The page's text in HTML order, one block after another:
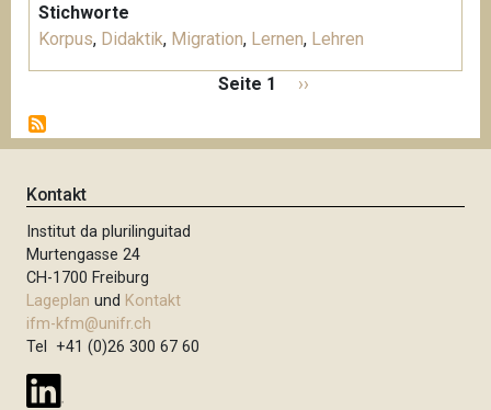
Stichworte
Korpus, Didaktik, Migration, Lernen, Lehren
i
t
n
n
u
m
m
e
r
i
e
Seite 1
N
c
››
Kontakt
Institut da plurilinguitad
Murtengasse 24
CH-1700 Freiburg
Lageplan und Kontakt
ifm-kfm@unifr.ch
Tel +41 (0)26 300 67 60